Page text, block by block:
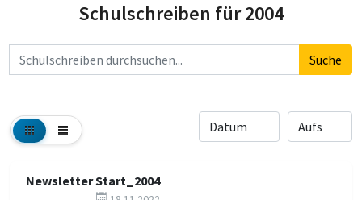
Schulschreiben für 2004
Suchbegriff Suche
Newsletter Start_2004